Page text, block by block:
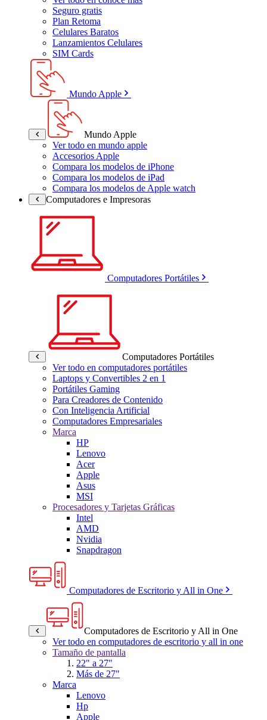
Seguro gratis
Plan Retoma
Celulares Baratos
Lanzamientos Celulares
SIM Cards
Mundo Apple
Mundo Apple
Ver todo en mundo apple
Accesorios Apple
Compara los modelos de iPhone
Compara los modelos de iPad
Compara los modelos de Apple watch
Computadores e Impresoras
Computadores Portátiles
Computadores Portátiles
Ver todo en computadores portátiles
Laptops y Convertibles 2 en 1
Portátiles Gaming
Para Creadores de Contenido
Con Inteligencia Artificial
Computadores Empresariales
Marca
HP
Lenovo
Acer
Apple
Asus
MSI
Procesadores y Tarjetas Gráficas
Intel
AMD
Nvidia
Snapdragon
Computadores de Escritorio y All in One
Computadores de Escritorio y All in One
Ver todo en computadores de escritorio y all in one
Tamaño de pantalla
22" a 27"
Más de 27"
Marca
Lenovo
Hp
Apple